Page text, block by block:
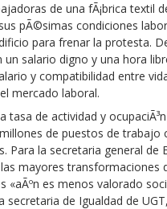
de una fÃ¡brica textil
pÃ©simas condiciones
para frenar la protesta.
salario digno y una hora
y compatibilidad entre
mercado laboral.
tasa de actividad y
de puestos de trabajo
Para la secretaria general de
mayores transformaciones
«aÃºn es menos valorado
secretaria de Igualdad de